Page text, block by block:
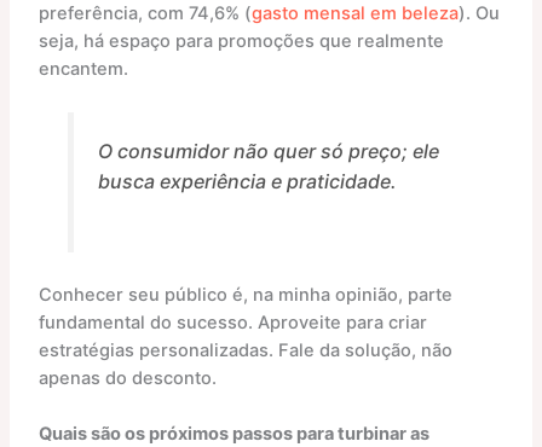
preferência, com 74,6% (gasto mensal em beleza). Ou
seja, há espaço para promoções que realmente
encantem.
O consumidor não quer só preço; ele
busca experiência e praticidade.
Conhecer seu público é, na minha opinião, parte
fundamental do sucesso. Aproveite para criar
estratégias personalizadas. Fale da solução, não
apenas do desconto.
Quais são os próximos passos para turbinar as